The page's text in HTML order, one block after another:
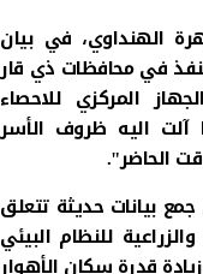
الهنداوي، في بيان
في محافظات ذي قار
المركزي للاحصاء
آلت اليه ظروف الأسر
الحاضر".
بيانات حديثة تتعلق
للنظام البيئي
قدرة سكان الأهوار